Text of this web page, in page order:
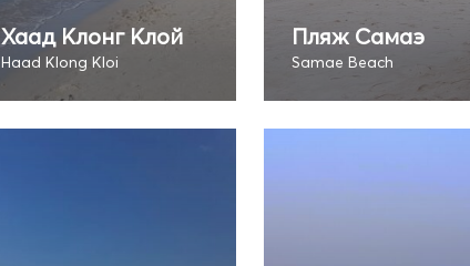
Хаад Клонг Клой
Haad Klong Kloi
Пляж Самаэ
Samae Beach